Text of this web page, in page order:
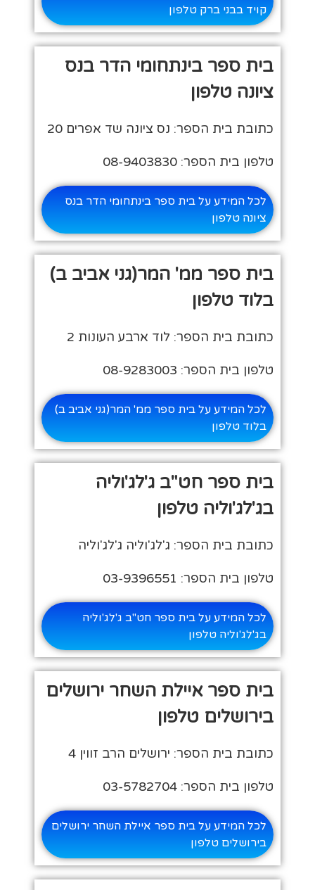
קויד בבני ברק טלפון
בית ספר בינתחומי הדר בנס
ציונה טלפון
כתובת בית הספר: נס ציונה שד אפרים 20
טלפון בית הספר: 08-9403830
לכל המידע על בית ספר בינתחומי הדר בנס
ציונה טלפון
בית ספר ממ' המר(גני אביב ב)
בלוד טלפון
כתובת בית הספר: לוד ארבע העונות 2
טלפון בית הספר: 08-9283003
לכל המידע על בית ספר ממ' המר(גני אביב ב)
בלוד טלפון
בית ספר חט"ב ג'לג'וליה
בג'לג'וליה טלפון
כתובת בית הספר: ג'לג'וליה ג'לג'וליה
טלפון בית הספר: 03-9396551
לכל המידע על בית ספר חט"ב ג'לג'וליה
בג'לג'וליה טלפון
בית ספר איילת השחר ירושלים
בירושלים טלפון
כתובת בית הספר: ירושלים הרב זווין 4
טלפון בית הספר: 03-5782704
לכל המידע על בית ספר איילת השחר ירושלים
בירושלים טלפון